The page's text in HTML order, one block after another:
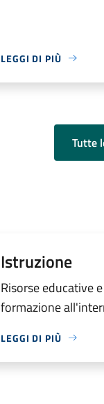
LEGGI DI PIÙ
Tutte
Istruzione
Risorse educative
formazione
LEGGI DI PIÙ